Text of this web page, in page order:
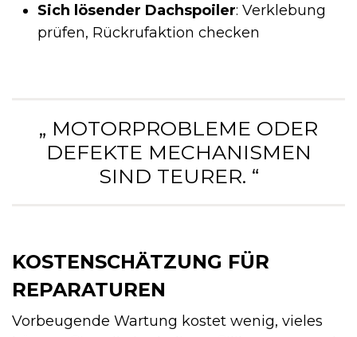
Sich lösender Dachspoiler: Verklebung
prüfen, Rückrufaktion checken
„ MOTORPROBLEME ODER
DEFEKTE MECHANISMEN
SIND TEURER. “
KOSTENSCHÄTZUNG FÜR
REPARATUREN
Vorbeugende Wartung kostet wenig, vieles